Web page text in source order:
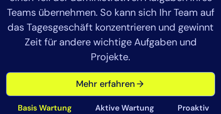
Teams übernehmen. So kann sich Ihr Team auf
das Tagesgeschäft konzentrieren und gewinnt
Zeit für andere wichtige Aufgaben und
Projekte.
Mehr erfahren
Basis Wartung Aktive Wartung Proaktiv